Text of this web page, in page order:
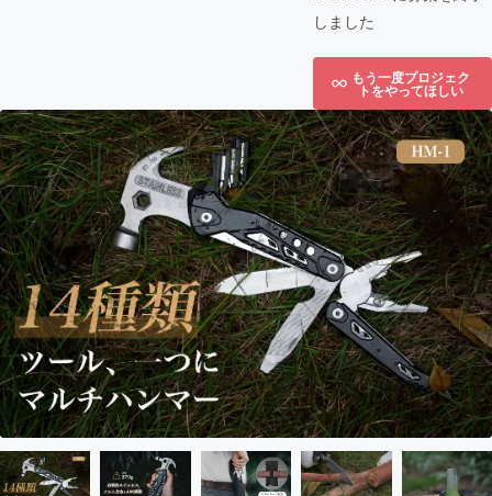
しました
もう一度プロジェク
トをやってほしい